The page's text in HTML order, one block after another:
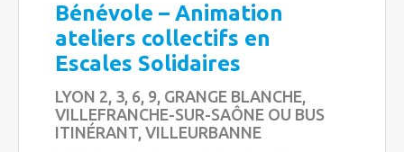
Bénévole – Animation
ateliers collectifs en
Escales Solidaires
LYON 2, 3, 6, 9, GRANGE BLANCHE,
VILLEFRANCHE-SUR-SAÔNE OU BUS
ITINÉRANT, VILLEURBANNE